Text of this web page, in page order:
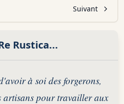
Suivant
Rustica...
à soi des forgerons,
artisans pour travailler aux